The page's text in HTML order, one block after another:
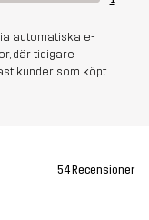
automatiska e-
där tidigare
kunder som köpt
54 Recensioner